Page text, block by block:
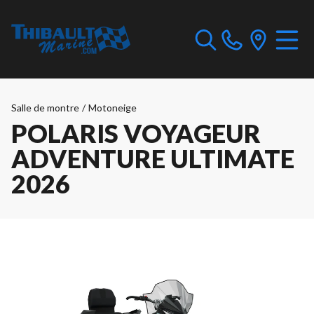
Salle de montre / Motoneige
POLARIS VOYAGEUR
ADVENTURE ULTIMATE
2026